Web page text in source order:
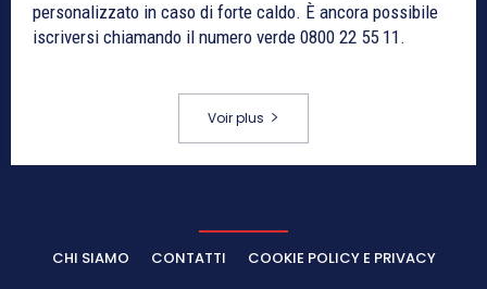
personalizzato in caso di forte caldo. È ancora possibile
iscriversi chiamando il numero verde 0800 22 55 11.
Voir plus
CHI SIAMO CONTATTI COOKIE POLICY E PRIVACY